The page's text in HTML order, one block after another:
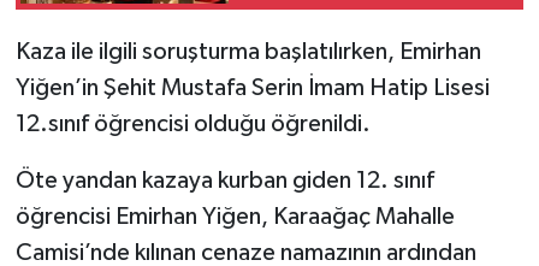
Kaza ile ilgili soruşturma başlatılırken, Emirhan
Yiğen’in Şehit Mustafa Serin İmam Hatip Lisesi
12.sınıf öğrencisi olduğu öğrenildi.
Öte yandan kazaya kurban giden 12. sınıf
öğrencisi Emirhan Yiğen, Karaağaç Mahalle
Camisi’nde kılınan cenaze namazının ardından